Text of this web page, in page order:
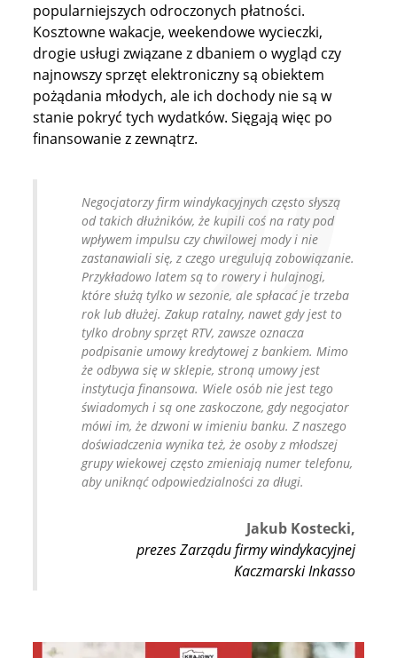
popularniejszych odroczonych płatności.
Kosztowne wakacje, weekendowe wycieczki,
drogie usługi związane z dbaniem o wygląd czy
najnowszy sprzęt elektroniczny są obiektem
pożądania młodych, ale ich dochody nie są w
stanie pokryć tych wydatków. Sięgają więc po
finansowanie z zewnątrz.
Negocjatorzy firm windykacyjnych często słyszą
od takich dłużników, że kupili coś na raty pod
wpływem impulsu czy chwilowej mody i nie
zastanawiali się, z czego uregulują zobowiązanie.
Przykładowo latem są to rowery i hulajnogi,
które służą tylko w sezonie, ale spłacać je trzeba
rok lub dłużej. Zakup ratalny, nawet gdy jest to
tylko drobny sprzęt RTV, zawsze oznacza
podpisanie umowy kredytowej z bankiem. Mimo
że odbywa się w sklepie, stroną umowy jest
instytucja finansowa. Wiele osób nie jest tego
świadomych i są one zaskoczone, gdy negocjator
mówi im, że dzwoni w imieniu banku. Z naszego
doświadczenia wynika też, że osoby z młodszej
grupy wiekowej często zmieniają numer telefonu,
aby uniknąć odpowiedzialności za długi.
Jakub Kostecki,
prezes Zarządu firmy windykacyjnej
Kaczmarski Inkasso